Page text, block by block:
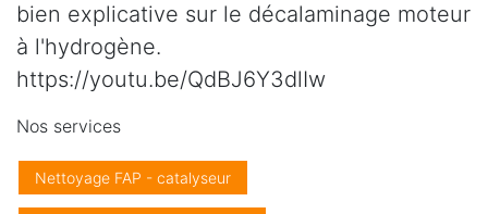
bien explicative sur le décalaminage moteur
à l'hydrogène.
https://youtu.be/QdBJ6Y3dlIw
Nos services
Nettoyage FAP - catalyseur